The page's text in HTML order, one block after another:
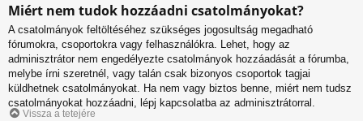
Miért nem tudok hozzáadni csatolmányokat?
A csatolmányok feltöltéséhez szükséges jogosultság megadható
fórumokra, csoportokra vagy felhasználókra. Lehet, hogy az
adminisztrátor nem engedélyezte csatolmányok hozzáadását a fórumba,
melybe írni szeretnél, vagy talán csak bizonyos csoportok tagjai
küldhetnek csatolmányokat. Ha nem vagy biztos benne, miért nem tudsz
csatolmányokat hozzáadni, lépj kapcsolatba az adminisztrátorral.
Vissza a tetejére